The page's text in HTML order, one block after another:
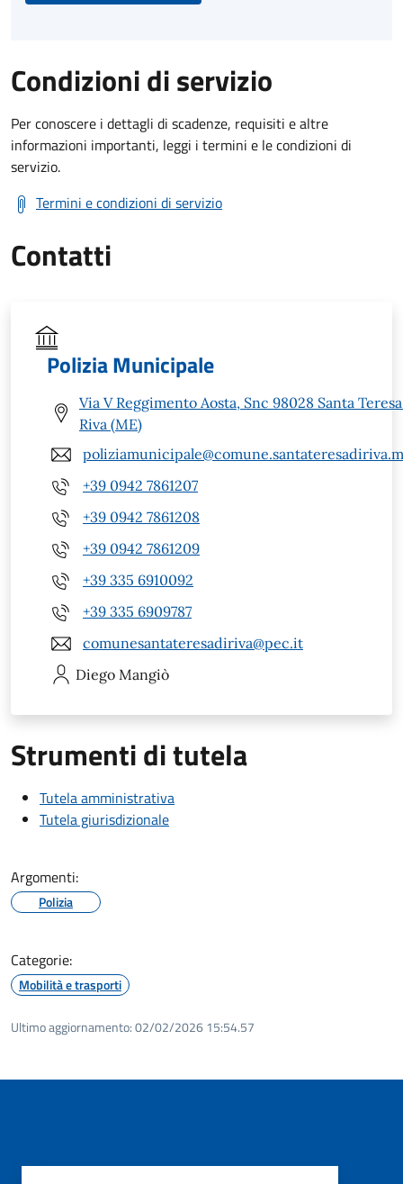
Condizioni di servizio
Per conoscere i dettagli di scadenze, requisiti e altre
informazioni importanti, leggi i termini e le condizioni di
servizio.
Termini e condizioni di servizio
Contatti
Polizia Municipale
Via V Reggimento Aosta, Snc 98028 Santa
Riva (ME)
+39 0942 7861207
+39 0942 7861208
+39 0942 7861209
+39 335 6910092
+39 335 6909787
comunesantateresadiriva@pec.it
Diego Mangiò
Strumenti di tutela
Tutela amministrativa
Tutela giurisdizionale
Argomenti:
Polizia
Categorie:
Mobilità e trasporti
Ultimo aggiornamento:02/02/2026 15:54.57